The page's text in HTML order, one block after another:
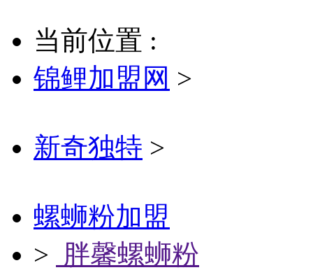
当前位置 :
锦鲤加盟网 >
新奇独特 >
螺蛳粉加盟
> 胖馨螺蛳粉